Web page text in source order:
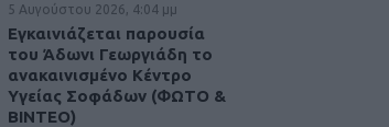
5 Αυγούστου 2026, 4:04 μμ
Εγκαινιάζεται παρουσία
του Άδωνι Γεωργιάδη το
ανακαινισμένο Κέντρο
Υγείας Σοφάδων (ΦΩΤΟ &
ΒΙΝΤΕΟ)